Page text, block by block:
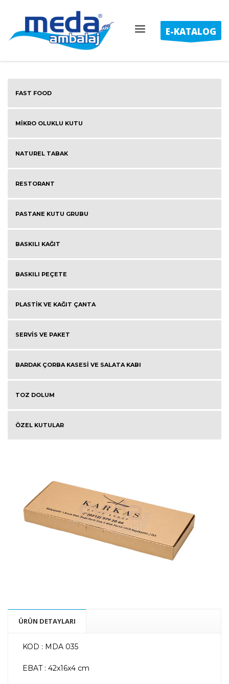
E-KATALOG
FAST FOOD
MİKRO OLUKLU KUTU
NATUREL TABAK
RESTORANT
PASTANE KUTU GRUBU
BASKILI KAĞIT
BASKILI PEÇETE
PLASTİK VE KAĞIT ÇANTA
SERVİS VE PAKET
BARDAK ÇORBA KASESİ VE SALATA KABI
TOZ DOLUM
ÖZEL KUTULAR
ÜRÜN DETAYLARI
KOD : MDA 035
EBAT : 42x16x4 cm